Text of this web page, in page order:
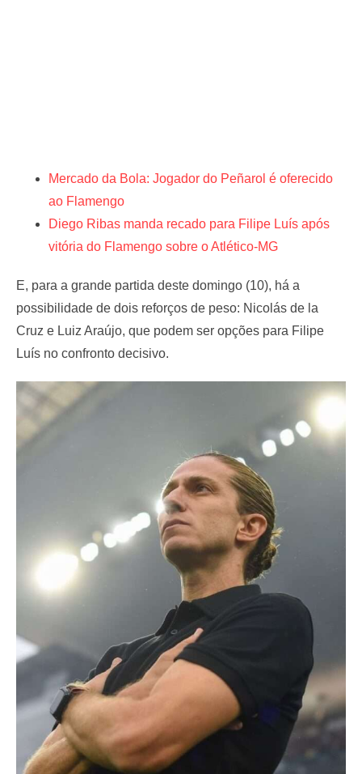
Mercado da Bola: Jogador do Peñarol é oferecido
ao Flamengo
Diego Ribas manda recado para Filipe Luís após
vitória do Flamengo sobre o Atlético-MG
E, para a grande partida deste domingo (10), há a
possibilidade de dois reforços de peso: Nicolás de la
Cruz e Luiz Araújo, que podem ser opções para Filipe
Luís no confronto decisivo.